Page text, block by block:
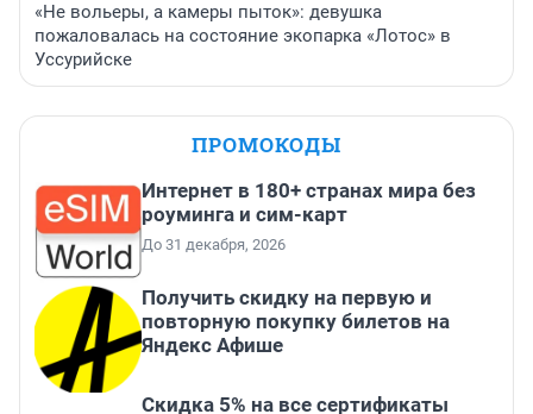
«Не вольеры, а камеры пыток»: девушка
пожаловалась на состояние экопарка «Лотос» в
Уссурийске
ПРОМОКОДЫ
Интернет в 180+ странах мира без
роуминга и сим-карт
До 31 декабря, 2026
Получить скидку на первую и
повторную покупку билетов на
Яндекс Афише
Скидка 5% на все сертификаты